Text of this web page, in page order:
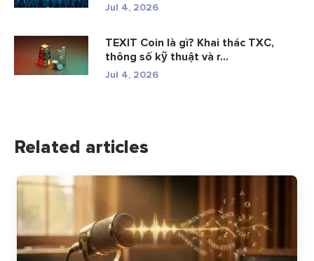
Jul 4, 2026
TEXIT Coin là gì? Khai thác TXC,
thông số kỹ thuật và r...
Jul 4, 2026
Related articles